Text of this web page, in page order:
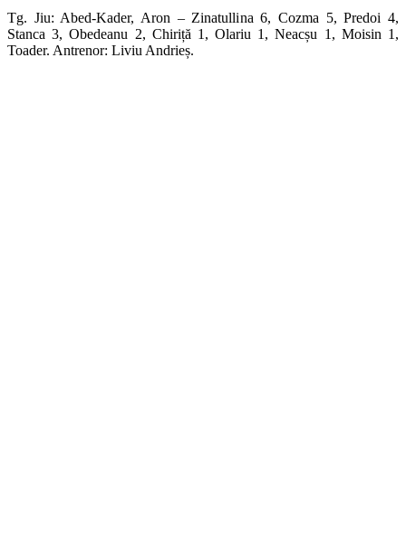
Tg. Jiu: Abed-Kader, Aron – Zinatullina 6, Cozma 5, Predoi 4,
Stanca 3, Obedeanu 2, Chiriță 1, Olariu 1, Neacșu 1, Moisin 1,
Toader. Antrenor: Liviu Andrieș.